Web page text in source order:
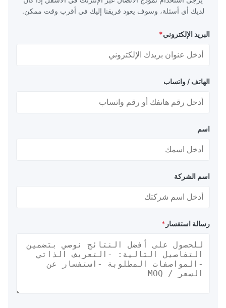
لديك أي أسئلة، وسوف يعود فريقنا إليك في أقرب وقت ممكن.
البريد الإلكتروني*
الهاتف / واتساب
اسم الشركة
رسالة استفسار*